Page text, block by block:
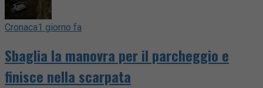
Cronaca1 giorno fa
Sbaglia la manovra per il parcheggio e
finisce nella scarpata